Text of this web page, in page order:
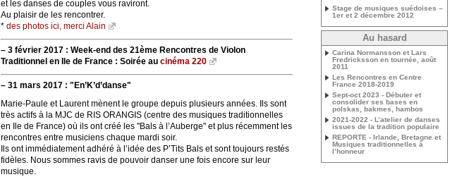
et les danses de couples vous raviront.
Au plaisir de les rencontrer.
* des photos ici, merci Alain
– 3 février 2017 : Week-end des 21ème Rencontres de Violon
Traditionnel en Ile de France : Soirée au cinéma 220
– 31 mars 2017 : "En’K’d’danse"
Marie-Paule et Laurent mènent le groupe depuis plusieurs années. Ils sont
très actifs à la MJC de RIS ORANGIS (centre des musiques traditionnelles
en Ile de France) où ils ont créé les "Bals à l’Auberge" et plus récemment les
rencontres entre musiciens chaque mardi soir.
Ils ont immédiatement adhéré à l’idée des P’Tits Bals et sont toujours restés
fidèles. Nous sommes ravis de pouvoir danser une fois encore sur leur
musique.
Stage de musiques suédoises –
1er et 2 décembre 2012
Au hasard
Carina Normansson et Lars
Fredricksson en tournée, août
2011
Les Rencontres en Centre
France 2018-2019
Sept-oct 2023 - Débuter et
consolider ses bases en
polskas, bakmes, hambos
2021-2022 - L’atelier de danses
issues de la tradition populaire
REPORTE - Irlande, Bretagne et
Musiques traditionnelles à
l’honneur